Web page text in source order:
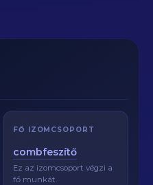
FŐ IZOMCSOPORT
combfeszítő
Ez az izomcsoport végzi a
fő munkát.